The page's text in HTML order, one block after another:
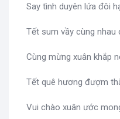
Say tình duyên lứa đôi
Tết sum vầy cùng nhau
Cùng mừng xuân khắp
Tết quê hương đượm
Vui chào xuân ước